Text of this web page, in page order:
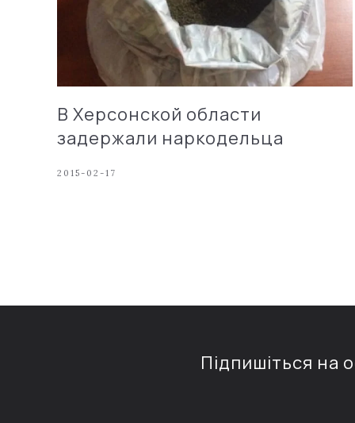
В Херсонской области
задержали наркодельца
2015-02-17
Підпишіться на